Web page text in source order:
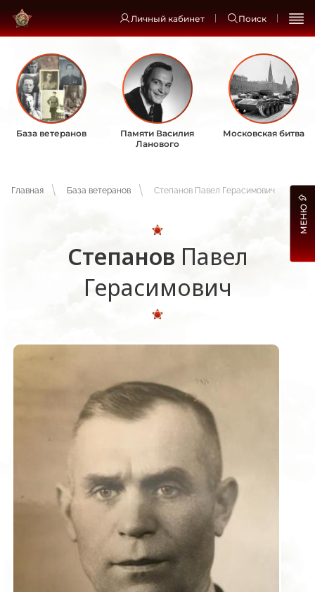
Личный кабинет Поиск
База ветеранов
Памяти Василия
Ланового
Московская битва
Главная База ветеранов Степанов Павел Герасимович
Степанов Павел
Герасимович
МЕНЮ